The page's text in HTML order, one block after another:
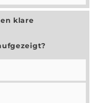
klare